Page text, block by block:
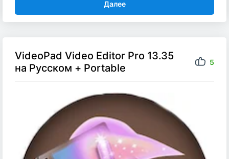
Далее
VideoPad Video Editor Pro 13.35
на Русском + Portable
5